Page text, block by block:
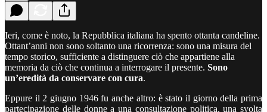
Ieri, come è noto, la Repubblica italiana ha spento ottanta candeline.
Ottant’anni non sono soltanto una ricorrenza: sono una misura del
tempo storico, sufficiente a distinguere ciò che appartiene alla
memoria da ciò che continua a interrogare il presente. Sono
un’eredità da conservare con cura.
Eppure il 2 giugno 1946 fu anche altro: è stato il giorno della prima
partecipazione delle donne a una consultazione politica, una svolta